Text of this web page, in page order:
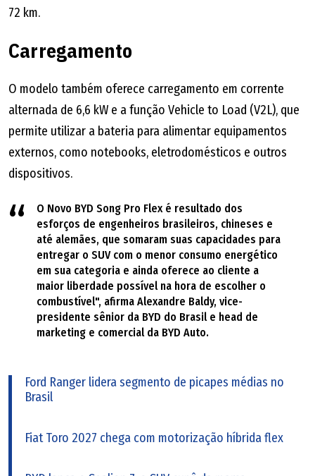
72 km.
Carregamento
O modelo também oferece carregamento em corrente
alternada de 6,6 kW e a função Vehicle to Load (V2L), que
permite utilizar a bateria para alimentar equipamentos
externos, como notebooks, eletrodomésticos e outros
dispositivos.
O Novo BYD Song Pro Flex é resultado dos
esforços de engenheiros brasileiros, chineses e
até alemães, que somaram suas capacidades para
entregar o SUV com o menor consumo energético
em sua categoria e ainda oferece ao cliente a
maior liberdade possível na hora de escolher o
combustível", afirma Alexandre Baldy, vice-
presidente sênior da BYD do Brasil e head de
marketing e comercial da BYD Auto.
Ford Ranger lidera segmento de picapes médias no
Brasil
Fiat Toro 2027 chega com motorização híbrida flex